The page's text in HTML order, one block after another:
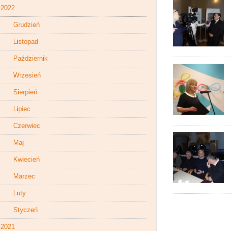
2022
Grudzień
Listopad
Październik
Wrzesień
Sierpień
Lipiec
Czerwiec
Maj
Kwiecień
Marzec
Luty
Styczeń
2021